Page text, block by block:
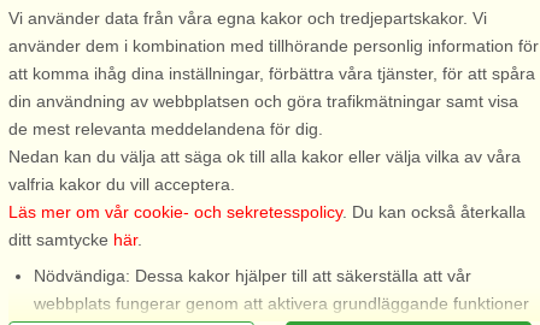
Vi använder data från våra egna kakor och tredjepartskakor. Vi
använder dem i kombination med tillhörande personlig information för
att komma ihåg dina inställningar, förbättra våra tjänster, för att spåra
din användning av webbplatsen och göra trafikmätningar samt visa
de mest relevanta meddelandena för dig.
Nedan kan du välja att säga ok till alla kakor eller välja vilka av våra
valfria kakor du vill acceptera.
Läs mer om vår cookie- och sekretesspolicy. Du kan också återkalla
ditt samtycke här.
Nödvändiga: Dessa kakor hjälper till att säkerställa att vår
webbplats fungerar genom att aktivera grundläggande funktioner